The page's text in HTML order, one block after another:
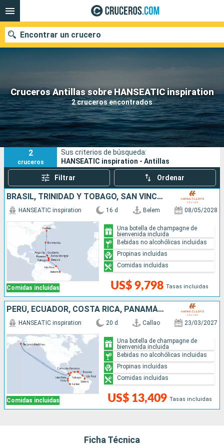
Cruceros Antillas sobre HANSEATIC inspiration
2 cruceros encontrados
Encontrar un crucero
Nuestros destinos
Fecha de salida
Puertos Compañías
Buscar
2
cruceros
Sus criterios de búsqueda:
HANSEATIC inspiration - Antillas
Filtrar Ordenar
BRASIL, TRINIDAD Y TOBAGO, SAN VINCENT Y LAS GRANADINAS, SANTA LUCIA, DOMINICA, FRANCIA, , BAHAMAS, CANADÁ
Comidas incluidas
HANSEATIC inspiration 16 d Belem 08/05/2028
US$ 9,798 Tasas incluidas
Una botella de champagne de
bienvenida incluida
Bebidas no alcohólicas incluidas
Propinas incluidas
Comidas incluidas
PERÚ, ECUADOR, COSTA RICA, PANAMÁ, ISLANDIA, COLOMBIA, SAN VINCENT Y LAS GRANADINAS, TRINIDAD Y TOBAGO, BRASIL
Comidas incluidas
HANSEATIC inspiration 20 d Callao 23/03/2027
US$ 13,409 Tasas incluidas
Una botella de champagne de
bienvenida incluida
Bebidas no alcohólicas incluidas
Propinas incluidas
Comidas incluidas
Ficha Técnica